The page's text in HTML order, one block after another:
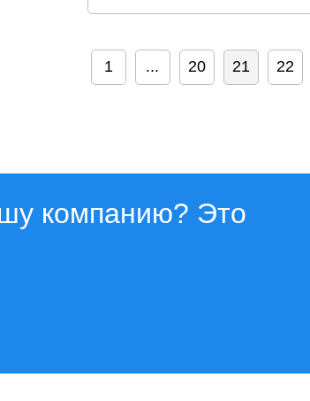
1 ... 20 21 22
компанию? Это